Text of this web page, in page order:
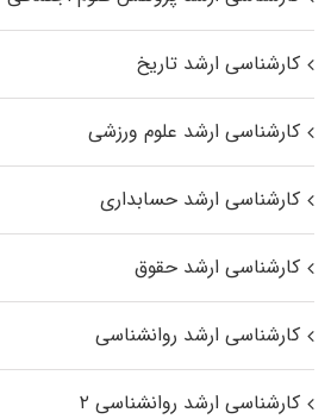
کارشناسی ارشد تاریخ
کارشناسی ارشد علوم ورزشی
کارشناسی ارشد حسابداری
کارشناسی ارشد حقوق
کارشناسی ارشد روانشناسی
کارشناسی ارشد روانشناسی ۲